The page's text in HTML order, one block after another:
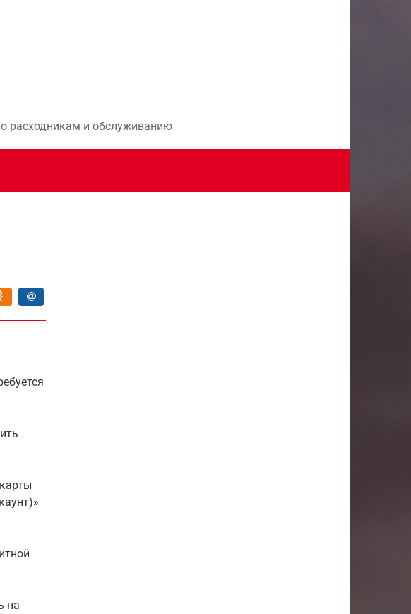
расходникам и обслуживанию
на